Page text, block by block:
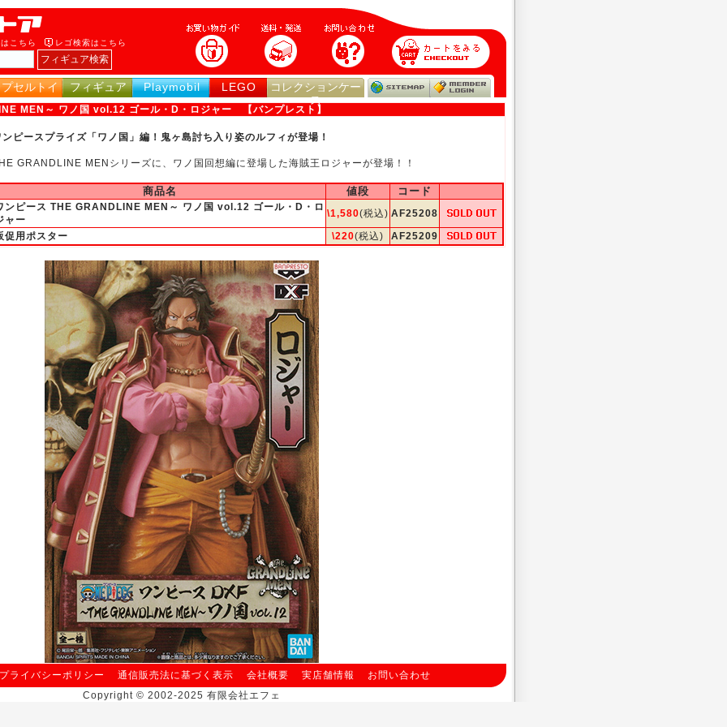
こちら レゴ検索はこちら
セルトイ フィギュア Playmobil LEGO
コレクションケー
ス
MEN～ ワノ国 vol.12 ゴール・D・ロジャー 【バンプレスト】
ンピースプライズ「ワノ国」編！鬼ヶ島討ち入り姿のルフィが登場！
GRANDLINE MENシリーズに、ワノ国回想編に登場した海賊王ロジャーが登場！！
商品名 値段 コード
ンピース THE GRANDLINE MEN～ ワノ国 vol.12 ゴール・D・ロ
ャー
\1,580(税込) AF25208
促用ポスター
\220(税込) AF25209
プライバシーポリシー 通信販売法に基づく表示 会社概要 実店舗情報
お問い合わせ
Copyright © 2002-2025 有限会社エフェ